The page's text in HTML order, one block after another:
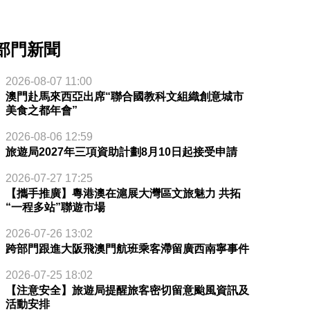
門新聞
2026-08-07 11:00
澳門赴馬來西亞出席“聯合國教科文組織創意城市
美食之都年會”
2026-08-06 12:59
旅遊局2027年三項資助計劃8月10日起接受申請
2026-07-27 17:25
【攜手推廣】粵港澳在滬展大灣區文旅魅力 共拓
“一程多站”聯遊市場
2026-07-26 13:02
跨部門跟進大阪飛澳門航班乘客滯留廣西南寧事件
2026-07-25 18:02
【注意安全】旅遊局提醒旅客密切留意颱風資訊及
活動安排